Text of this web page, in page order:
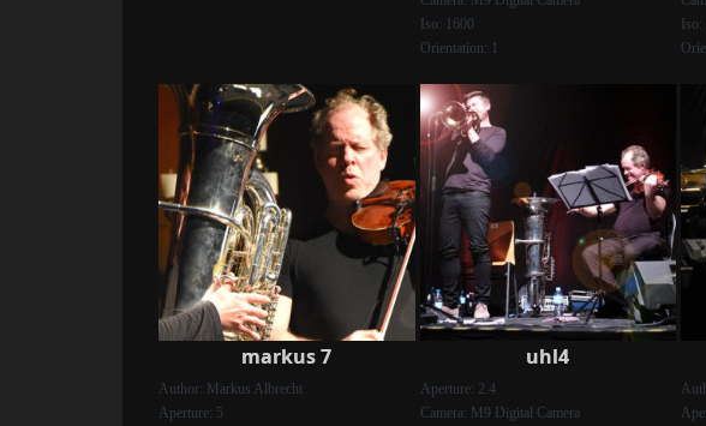
Iso: 1600
Orientation: 1
markus 7
Author: Markus Albrecht
Aperture: 5
uhl4
Aperture: 2.4
Camera: M9 Digital Camera